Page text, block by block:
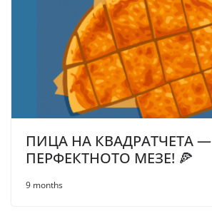
ПИЦА НА КВАДРАТЧЕТА —
ПЕРФЕКТНОТО МЕЗЕ! 🍕
9 months